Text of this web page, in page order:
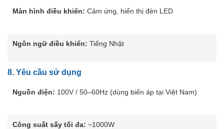
Màn hình điều khiển: Cảm ứng, hiển thị đèn LED
Ngôn ngữ điều khiển: Tiếng Nhật
8. Yêu cầu sử dụng
Nguồn điện: 100V / 50–60Hz (dùng biến áp tại Việt Nam)
Công suất sấy tối đa: ~1000W